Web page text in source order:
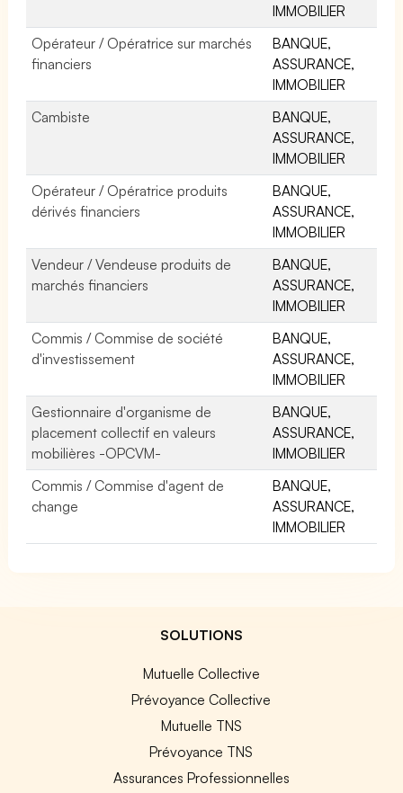
IMMOBILIER
Opérateur / Opératrice sur marchés
financiers
BANQUE,
ASSURANCE,
IMMOBILIER
Cambiste
BANQUE,
ASSURANCE,
IMMOBILIER
Opérateur / Opératrice produits
dérivés financiers
BANQUE,
ASSURANCE,
IMMOBILIER
Vendeur / Vendeuse produits de
marchés financiers
BANQUE,
ASSURANCE,
IMMOBILIER
Commis / Commise de société
d'investissement
BANQUE,
ASSURANCE,
IMMOBILIER
Gestionnaire d'organisme de
placement collectif en valeurs
mobilières -OPCVM-
BANQUE,
ASSURANCE,
IMMOBILIER
Commis / Commise d'agent de
change
BANQUE,
ASSURANCE,
IMMOBILIER
SOLUTIONS
Mutuelle Collective
Prévoyance Collective
Mutuelle TNS
Prévoyance TNS
Assurances Professionnelles